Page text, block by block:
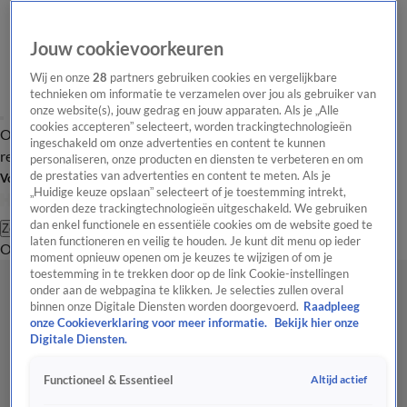
Overzicht Laatste nieuws Regionieuws Het beste van Hart
Tip de
redactie
Volg Hart van Nederland
Zoeken
OverzichtRegioUitzendingenWeerTip de redactiePanelVideo's
Jouw cookievoorkeuren
Wij en onze28 partners gebruiken cookies en vergelijkbare
technieken om informatie te verzamelen over jou als gebruiker van
onze website(s), jouw gedrag en jouw apparaten. Als je „Alle
cookies accepteren” selecteert, worden trackingtechnologieën
ingeschakeld om onze advertenties en content te kunnen
personaliseren, onze producten en diensten te verbeteren en om
de prestaties van advertenties en content te meten. Als je
„Huidige keuze opslaan” selecteert of je toestemming intrekt,
worden deze trackingtechnologieën uitgeschakeld. We gebruiken
dan enkel functionele en essentiële cookies om de website goed te
laten functioneren en veilig te houden. Je kunt dit menu op ieder
moment opnieuw openen om je keuzes te wijzigen of om je
toestemming in te trekken door op de link Cookie-instellingen
onder aan de webpagina te klikken. Je selecties zullen overal
binnen onze Digitale Diensten worden doorgevoerd. Raadpleeg
onze Cookieverklaring voor meer informatie.
Bekijk hier onze
Digitale Diensten.
Functioneel & Essentieel Altijd actief